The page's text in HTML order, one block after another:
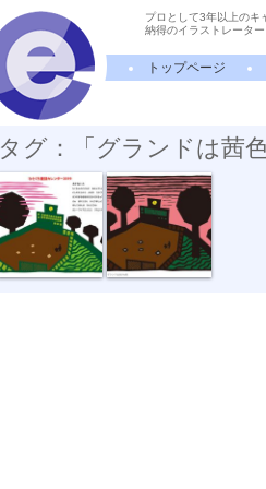
プロとして3年以上のキ
納得のイラストレータ
トップページ
タグ：「グランドは茜
グランドは茜色 グランドは茜色